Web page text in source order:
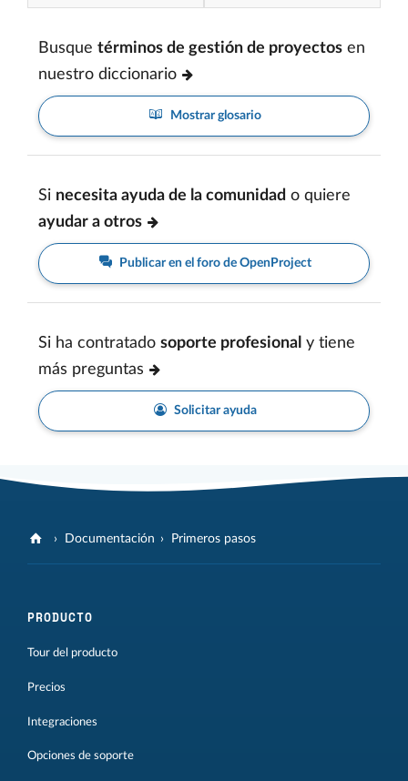
Busque términos de gestión de proyectos en
nuestro diccionario
Mostrar glosario
Si necesita ayuda de la comunidad o quiere
ayudar a otros
Publicar en el foro de OpenProject
Si ha contratado soporte profesional y tiene
más preguntas
Solicitar ayuda
Documentación Primeros pasos
PRODUCTO
Tour del producto
Precios
Integraciones
Opciones de soporte